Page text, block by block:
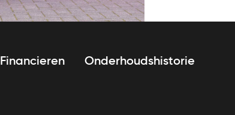
Financieren
Onderhoudshistorie